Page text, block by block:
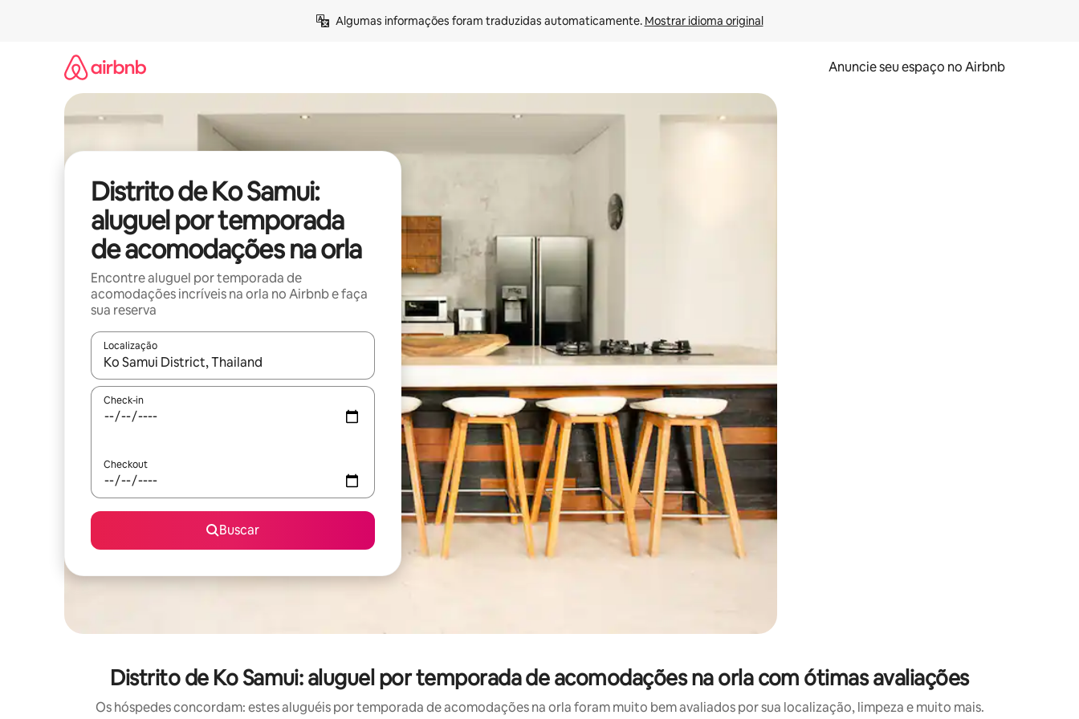
Algumas informações foram traduzidas automaticamente. Mostrar idioma original
Anuncie seu espaço no Airbnb
Distrito de Ko Samui:
aluguel por temporada
de acomodações na orla
Encontre aluguel por temporada de
acomodações incríveis na orla no Airbnb e faça
sua reserva
Localização
Quando os resultados estiverem disponíveis, explore-os usando as seta para cima e para baixo do teclado ou tocando e deslizando o dedo na tela.
Check-in
Checkout
Buscar
Distrito de Ko Samui: aluguel por temporada de acomodações na orla com ótimas avaliações
Os hóspedes concordam: estes aluguéis por temporada de acomodações na orla foram muito bem avaliados por sua localização, limpeza e muito mais.